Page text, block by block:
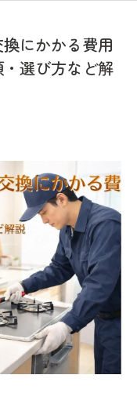
にかかる費用
選び方など解